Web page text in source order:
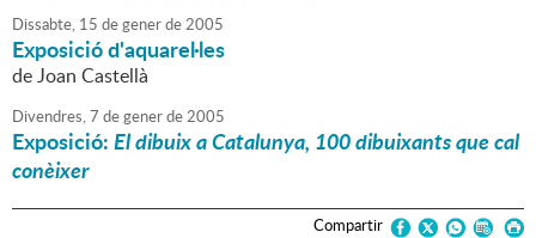
Dissabte, 15 degenerde2005
Exposició d'aquarel·les
de Joan Castellà
Divendres,7 degenerde2005
Exposició:El dibuix a Catalunya, 100 dibuixants que cal
conèixer
Compartir